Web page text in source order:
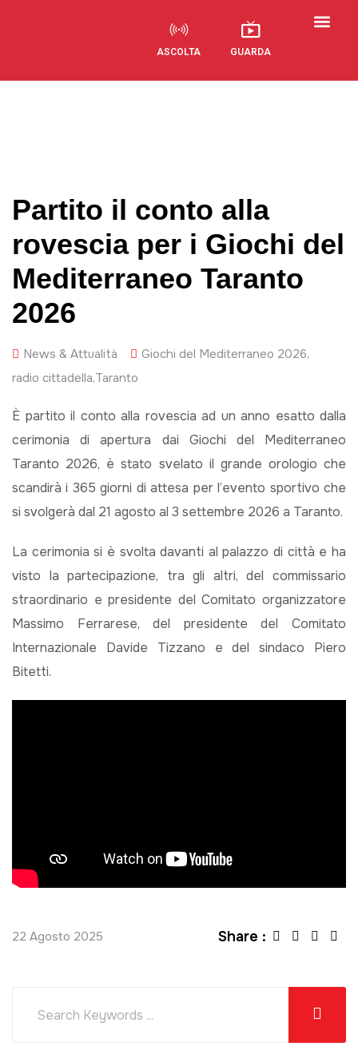
ASCOLTA GUARDA
Partito il conto alla
rovescia per i Giochi del
Mediterraneo Taranto
2026
News & Attualità Giochi del Mediterraneo 2026,
radio cittadella,Taranto
È partito il conto alla rovescia ad un anno esatto dalla
cerimonia di apertura dai Giochi del Mediterraneo
Taranto 2026, è stato svelato il grande orologio che
scandirà i 365 giorni di attesa per l’evento sportivo che
si svolgerà dal 21 agosto al 3 settembre 2026 a Taranto.
La cerimonia si è svolta davanti al palazzo di città e ha
visto la partecipazione, tra gli altri, del commissario
straordinario e presidente del Comitato organizzatore
Massimo Ferrarese, del presidente del Comitato
Internazionale Davide Tizzano e del sindaco Piero
Bitetti.
22 Agosto 2025 Share :